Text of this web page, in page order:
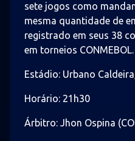
sete jogos como
mesma quantidade de
registrado em seus 38
em torneios CONMEBOL.
Estádio: Urbano
Horário: 21h30
Árbitro: Jhon Ospina